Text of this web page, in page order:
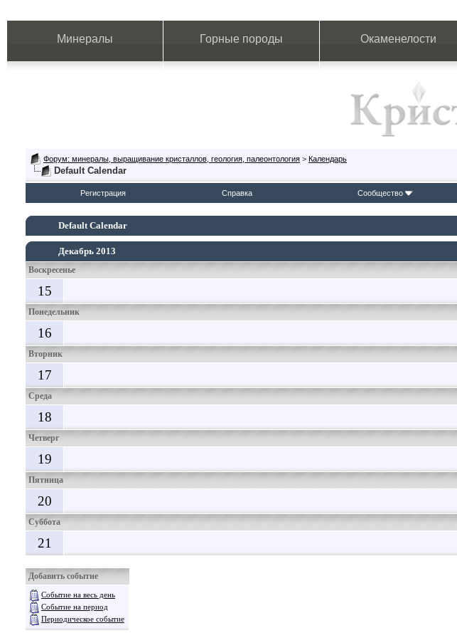
Минералы Горные породы Окаменелости
Форум: минералы, выращивание кристаллов, геология, палеонтология > Календарь
Default Calendar
Регистрация Справка Сообщество
Default Calendar
Декабрь 2013
Воскресенье
15
Понедельник
16
Вторник
17
Среда
18
Четверг
19
Пятница
20
Суббота
21
Добавить событие
Событие на весь день
Событие на период
Периодическое событие